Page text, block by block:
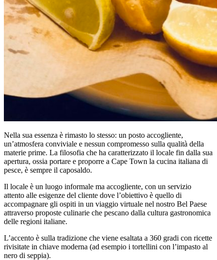
Nella sua essenza è rimasto lo stesso: un posto accogliente,
un’atmosfera conviviale e nessun compromesso sulla qualità della
materie prime. La filosofia che ha caratterizzato il locale fin dalla sua
apertura, ossia portare e proporre a Cape Town la cucina italiana di
pesce, è sempre il caposaldo.
Il locale è un luogo informale ma accogliente, con un servizio
attento alle esigenze del cliente dove l’obiettivo è quello di
accompagnare gli ospiti in un viaggio virtuale nel nostro Bel Paese
attraverso proposte culinarie che pescano dalla cultura gastronomica
delle regioni italiane.
L’accento è sulla tradizione che viene esaltata a 360 gradi con ricette
rivisitate in chiave moderna (ad esempio i tortellini con l’impasto al
nero di seppia).